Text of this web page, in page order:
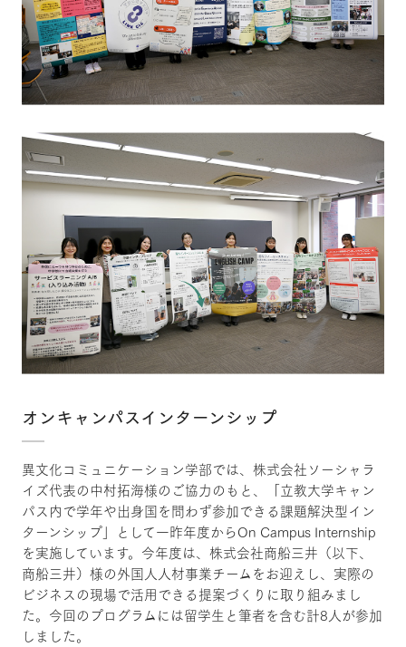
オンキャンパスインターンシップ
異文化コミュニケーション学部では、株式会社ソーシャラ
イズ代表の中村拓海様のご協力のもと、「立教大学キャン
パス内で学年や出身国を問わず参加できる課題解決型イン
ターンシップ」として一昨年度からOn Campus Internship
を実施しています。今年度は、株式会社商船三井（以下、
商船三井）様の外国人人材事業チームをお迎えし、実際の
ビジネスの現場で活用できる提案づくりに取り組みまし
た。今回のプログラムには留学生と筆者を含む計8人が参加
しました。